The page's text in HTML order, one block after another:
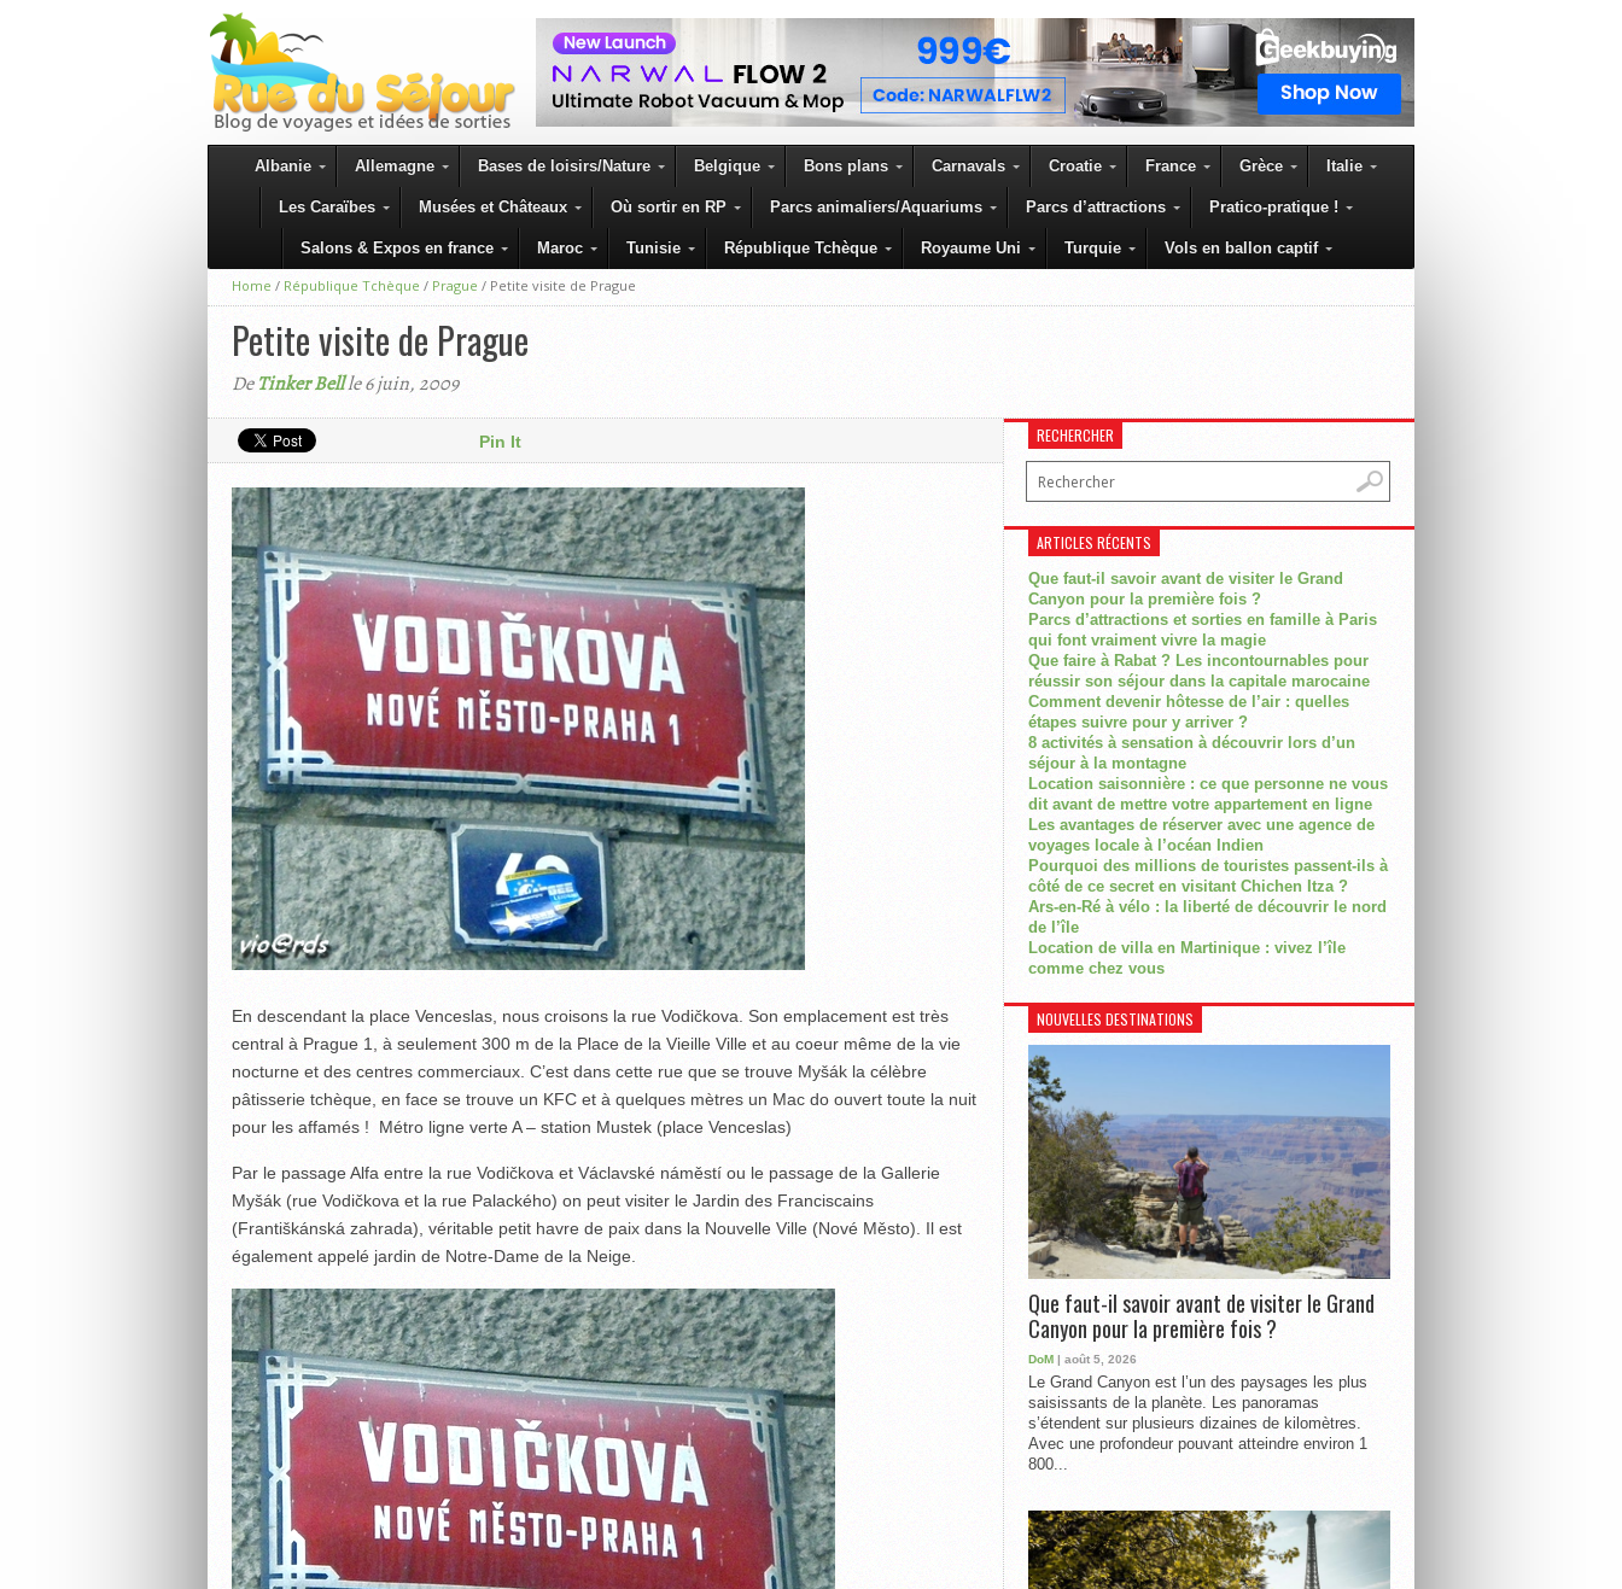
Albanie Allemagne Bases de loisirs/Nature Belgique Bons plans Carnavals Croatie France Grèce Italie
Les Caraïbes Musées et Châteaux Où sortir en RP Parcs animaliers/Aquariums Parcs d’attractions Pratico-pratique !
Salons & Expos en france Maroc Tunisie République Tchèque Royaume Uni Turquie Vols en ballon captif
Home / République Tchèque / Prague / Petite visite de Prague
Petite visite de Prague
DeTinker Bellle 6 juin, 2009
Pin It
En descendant la place Venceslas, nous croisons la rue Vodičkova. Son emplacement est très
central à Prague 1, à seulement 300 m de la Place de la Vieille Ville et au coeur même de la vie
nocturne et des centres commerciaux. C’est dans cette rue que se trouve Myšák la célèbre
pâtisserie tchèque, en face se trouve un KFC et à quelques mètres un Mac do ouvert toute la nuit
pour les affamés ! Métro ligne verte A – station Mustek (place Venceslas)
Par le passage Alfa entre la rue Vodičkova et Václavské náměstí ou le passage de la Gallerie
Myšák (rue Vodičkova et la rue Palackého) on peut visiter le Jardin des Franciscains
(Františkánská zahrada), véritable petit havre de paix dans la Nouvelle Ville (Nové Město). Il est
également appelé jardin de Notre-Dame de la Neige.
RECHERCHER
ARTICLES RÉCENTS
Que faut-il savoir avant de visiter le Grand
Canyon pour la première fois ?
Parcs d’attractions et sorties en famille à Paris
qui font vraiment vivre la magie
Que faire à Rabat ? Les incontournables pour
réussir son séjour dans la capitale marocaine
Comment devenir hôtesse de l’air : quelles
étapes suivre pour y arriver ?
8 activités à sensation à découvrir lors d’un
séjour à la montagne
Location saisonnière : ce que personne ne vous
dit avant de mettre votre appartement en ligne
Les avantages de réserver avec une agence de
voyages locale à l’océan Indien
Pourquoi des millions de touristes passent-ils à
côté de ce secret en visitant Chichen Itza ?
Ars-en-Ré à vélo : la liberté de découvrir le nord
de l’île
Location de villa en Martinique : vivez l’île
comme chez vous
NOUVELLES DESTINATIONS
Que faut-il savoir avant de visiter le Grand
Canyon pour la première fois ?
DoM | août 5, 2026
Le Grand Canyon est l’un des paysages les plus
saisissants de la planète. Les panoramas
s’étendent sur plusieurs dizaines de kilomètres.
Avec une profondeur pouvant atteindre environ 1
800...